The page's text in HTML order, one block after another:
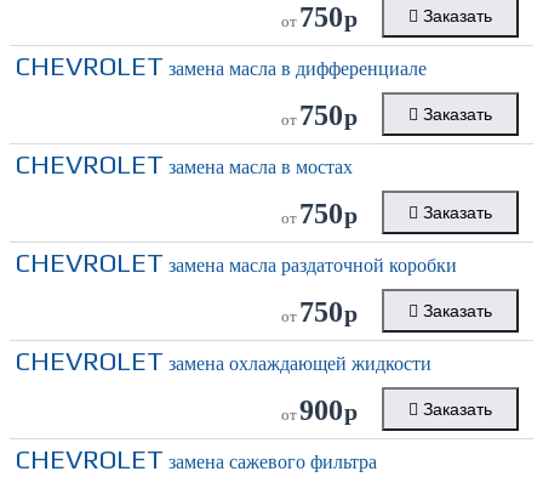
от 750р Заказать
CHEVROLET замена масла в дифференциале
от 750р Заказать
CHEVROLET замена масла в мостах
от 750р Заказать
CHEVROLET замена масла раздаточной коробки
от 750р Заказать
CHEVROLET замена охлаждающей жидкости
от900р Заказать
CHEVROLET замена сажевого фильтра